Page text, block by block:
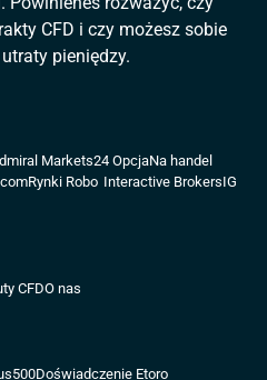
CFD i czy możesz sobie
pieniędzy.
Markets24 OpcjaNa handel
Rynki Robo Interactive BrokersIG
CFDO nas
Doświadczenie Etoro